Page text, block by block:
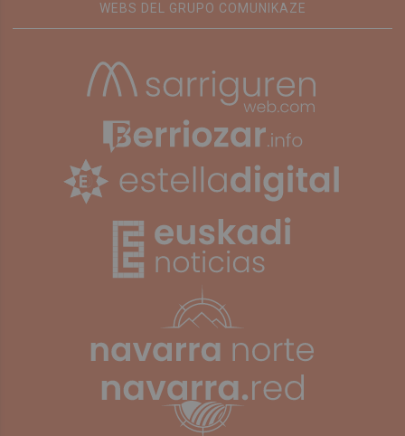
WEBS DEL GRUPO COMUNIKAZE